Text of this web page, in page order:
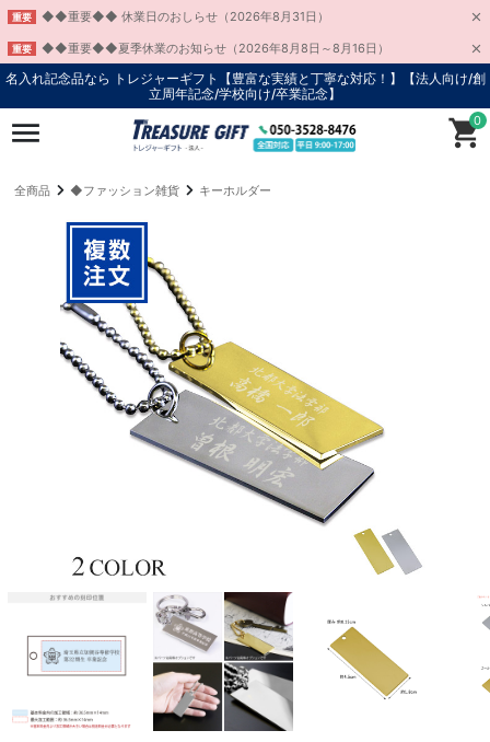
重要 ◆◆重要◆◆ 休業日のおしらせ（2026年8月31日）
重要
◆◆重要◆◆夏季休業のお知らせ（2026年8月8日～8月16日）
名入れ記念品なら トレジャーギフト【豊富な実績と丁寧な対応！】
【法人向け/創
立周年記念/学校向け/卒業記念】
0
全商品 ◆ファッション雑貨 キーホルダー